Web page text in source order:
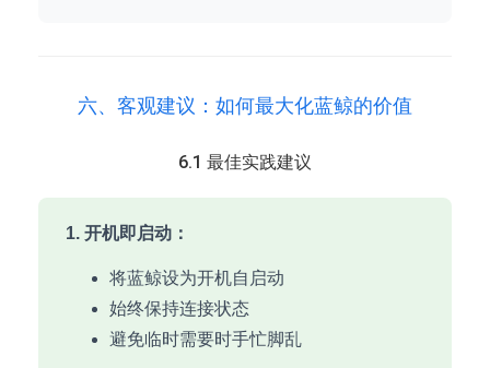
六、客观建议：如何最大化蓝鲸的价值
6.1 最佳实践建议
1. 开机即启动：
将蓝鲸设为开机自启动
始终保持连接状态
避免临时需要时手忙脚乱